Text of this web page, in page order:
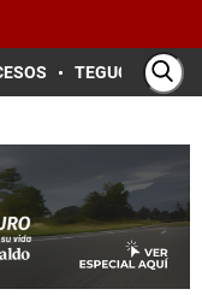
TEGUCIGALPA